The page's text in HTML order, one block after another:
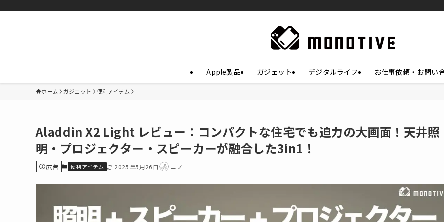
Apple製品 ガジェット デジタルライフ お仕事依頼・お問い
ホーム ガジェット 便利アイテム
Aladdin X2 Light レビュー：コンパクトな住宅でも迫力の大画面！天井照
明・プロジェクター・スピーカーが融合した3in1！
広告 便利アイテム 2025年5月26日 ニノ